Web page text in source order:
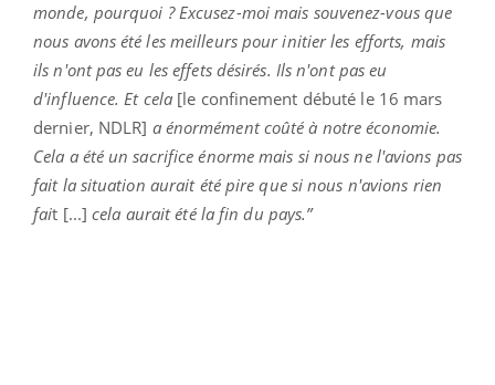
monde, pourquoi ? Excusez-moi mais souvenez-vous que
nous avons été les meilleurs pour initier les efforts, mais
ils n'ont pas eu les effets désirés. Ils n'ont pas eu
d'influence. Et cela [le confinement débuté le 16 mars
dernier, NDLR] a énormément coûté à notre économie.
Cela a été un sacrifice énorme mais si nous ne l'avions pas
fait la situation aurait été pire que si nous n'avions rien
fait [...] cela aurait été la fin du pays.”